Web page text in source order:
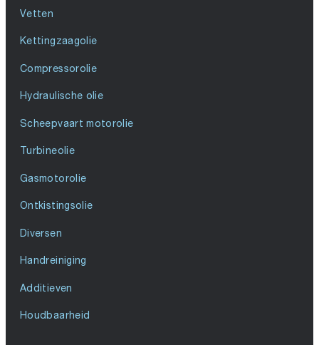
Vetten
Kettingzaagolie
Compressorolie
Hydraulische olie
Scheepvaart motorolie
Turbineolie
Gasmotorolie
Ontkistingsolie
Diversen
Handreiniging
Additieven
Houdbaarheid